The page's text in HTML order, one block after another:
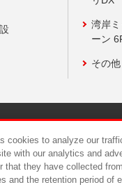
湾岸
ーン
その
食品のご提供
cookies to analyze our
with our analytics and
that they have collected
and the retention period of